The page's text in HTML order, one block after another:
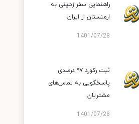
راهنمایی سفر زمینی به
ارمنستان از ایران
1401/07/28
ثبت رکورد ۹۷ درصدی
پاسخگویی به تماس‌های
مشتریان
1401/07/28